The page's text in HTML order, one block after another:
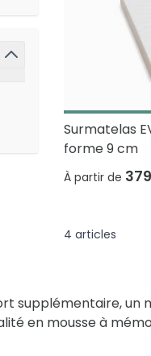
Surmatelas
forme 9 cm
À partir de
4 articles
supplémentaire, un
en mousse à